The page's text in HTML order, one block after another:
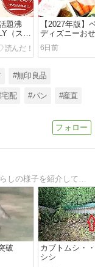
題沸
（スパ
せちが
【2027年版】
ディズニーお
始！ズートピ
プーさん100
期完売に注意
6日前
#無印良品
配 #パン #産直
破
カブトムシ・
シシ